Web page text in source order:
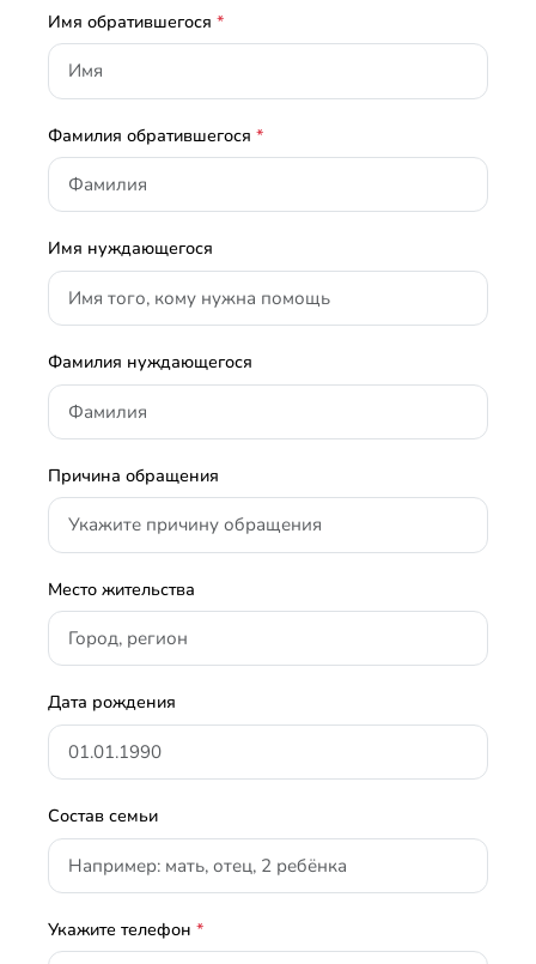
Имя обратившегося *
Фамилия обратившегося *
Имя нуждающегося
Фамилия нуждающегося
Причина обращения
Место жительства
Дата рождения
Состав семьи
Укажите телефон *